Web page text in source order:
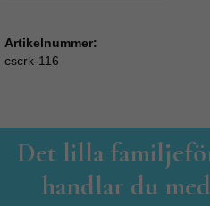
Artikelnummer:
cscrk-116
Det lilla
handlar du